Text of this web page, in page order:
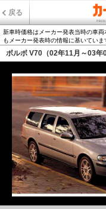
戻る
新車時価格はメーカー発表当時の車
もメーカー発表時の情報に基いていま
ボルボ V70（02年11月～03年